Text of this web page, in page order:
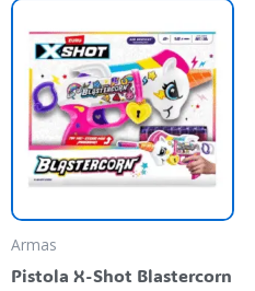
Armas
Pistola X-Shot Blastercorn